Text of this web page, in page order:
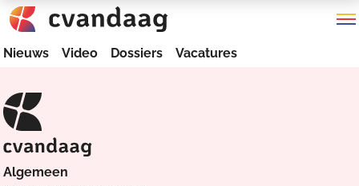
Nieuws Video Dossiers Vacatures
Algemeen